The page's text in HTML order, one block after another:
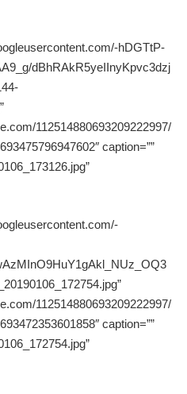
hDGTtP-
dBhRAkR5yeIInyKpvc3dzj
112514880693209222997/
caption=””
112514880693209222997/
caption=””